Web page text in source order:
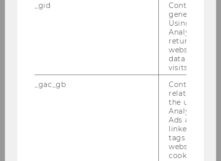
Er­fah­rung in der Ad­mi­nis­tra­ti­on von Lehr­pro­
Bitte be­wer­ben Sie sich auf un­se­rer Home­page
unter
http://www.wu.ac.at/jobs
Ende der Be­wer­bungs­frist: 25. Juli 2012
In­sti­tut für Wirt­schafts­päd­ago­gik
vor­aus­sicht­lich ab 1. Sep­tem­ber 2012 bis 31. Au­
eine Stel­le eines halb­be­schäf­tig­ten
Vor­tra­gen­den/einer halb­be­schäf­tig­ten Vor­
_gid
Contains a
generated
Using this
Analytics can
returning
website and
data from
visits.
_gac_gb
Contains
related
the user. If
Analytics and
Ads accounts
linked, the
tags on the
website read
cookie.